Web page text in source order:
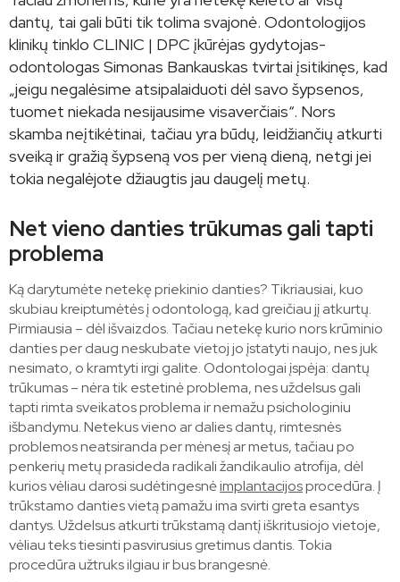
dantų, tai gali būti tik tolima svajonė. Odontologijos
klinikų tinklo CLINIC | DPC įkūrėjas gydytojas-
odontologas Simonas Bankauskas tvirtai įsitikinęs, kad
„jeigu negalėsime atsipalaiduoti dėl savo šypsenos,
tuomet niekada nesijausime visaverčiais“. Nors
skamba neįtikėtinai, tačiau yra būdų, leidžiančių atkurti
sveiką ir gražią šypseną vos per vieną dieną, netgi jei
tokia negalėjote džiaugtis jau daugelį metų.
Net vieno danties trūkumas gali tapti
problema
Ką darytumėte netekę priekinio danties? Tikriausiai, kuo
skubiau kreiptumėtės į odontologą, kad greičiau jį atkurtų.
Pirmiausia – dėl išvaizdos. Tačiau netekę kurio nors krūminio
danties per daug neskubate vietoj jo įstatyti naujo, nes juk
nesimato, o kramtyti irgi galite. Odontologai įspėja: dantų
trūkumas – nėra tik estetinė problema, nes uždelsus gali
tapti rimta sveikatos problema ir nemažu psichologiniu
išbandymu. Netekus vieno ar dalies dantų, rimtesnės
problemos neatsiranda per mėnesį ar metus, tačiau po
penkerių metų prasideda radikali žandikaulio atrofija, dėl
kurios vėliau darosi sudėtingesnėimplantacijosprocedūra. Į
trūkstamo danties vietą pamažu ima svirti greta esantys
dantys. Uždelsus atkurti trūkstamą dantį iškritusiojo vietoje,
vėliau teks tiesinti pasvirusius gretimus dantis. Tokia
procedūra užtruks ilgiau ir bus brangesnė.